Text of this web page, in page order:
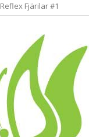
Reflex Fjärilar #1